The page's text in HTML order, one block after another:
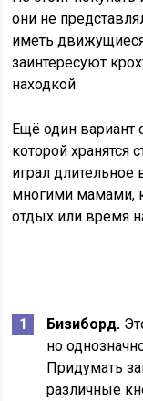
они не
иметь
заинтересуют
находкой.
Ещё один вариант
которой хранятся
играл длительное
многими мамами,
отдых или время
Бизиборд.
но
Придумать
различные